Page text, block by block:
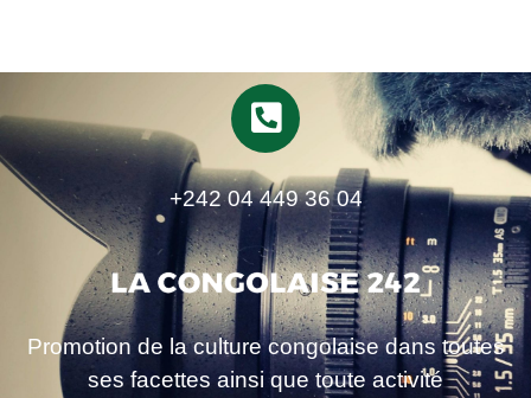
+242 04 449 36 04
Promotion de la culture congolaise dans toutes
ses facettes ainsi que toute activité